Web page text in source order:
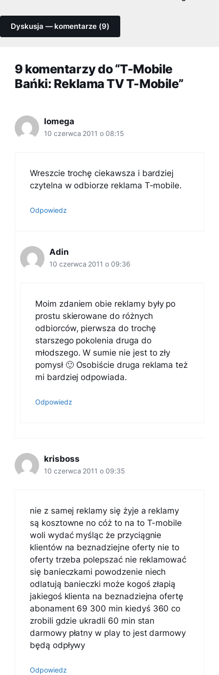
Dyskusja — komentarze (9)
9 komentarzy do “T-Mobile
Bańki: Reklama TV T-Mobile”
Iomega
10 czerwca 2011 o 08:15
Wreszcie trochę ciekawsza i bardziej
czytelna w odbiorze reklama T-mobile.
Odpowiedz
Adin
10 czerwca 2011 o 09:36
Moim zdaniem obie reklamy były po
prostu skierowane do różnych
odbiorców, pierwsza do trochę
starszego pokolenia druga do
młodszego. W sumie nie jest to zły
pomysł 🙂 Osobiście druga reklama też
mi bardziej odpowiada.
Odpowiedz
krisboss
10 czerwca 2011 o 09:35
nie z samej reklamy się żyje a reklamy
są kosztowne no cóż to na to T-mobile
woli wydać myśląc że przyciągnie
klientów na beznadziejne oferty nie to
oferty trzeba polepszać nie reklamować
się banieczkami powodzenie niech
odlatują banieczki może kogoś złapią
jakiegoś klienta na beznadziejna ofertę
abonament 69 300 min kiedyś 360 co
zrobili gdzie ukradli 60 min stan
darmowy płatny w play to jest darmowy
będą odpływy
Odpowiedz